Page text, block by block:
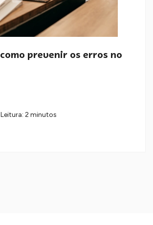
prevenir os erros no
Leitura: 2 minutos